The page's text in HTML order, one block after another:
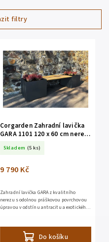
Corgarden Zahradní lavička
GARA 1101 120 x 60 cm nerez
Skladem (5 ks)
9 790 Kč
Do košíku
Zahradní lavička GARA z kvalitního
nerezu s odolnou práškovou povrchovou
úpravou v odstínu antracitu a exotického